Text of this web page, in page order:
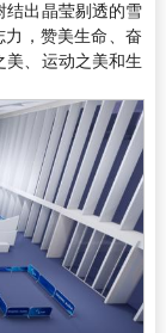
结出晶莹剔透的雪
力，赞美生命、奋
美、运动之美和生